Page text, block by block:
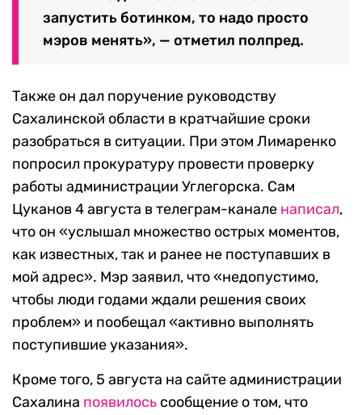
запустить ботинком, то надо просто
мэров менять», — отметил полпред.
Также он дал поручение руководству
Сахалинской области в кратчайшие сроки
разобраться в ситуации. При этом Лимаренко
попросил прокуратуру провести проверку
работы администрации Углегорска. Сам
Цуканов 4 августа в телеграм-канале написал,
что он «услышал множество острых моментов,
как известных, так и ранее не поступавших в
мой адрес». Мэр заявил, что «недопустимо,
чтобы люди годами ждали решения своих
проблем» и пообещал «активно выполнять
поступившие указания».
Кроме того, 5 августа на сайте администрации
Сахалина появилось сообщение о том, что